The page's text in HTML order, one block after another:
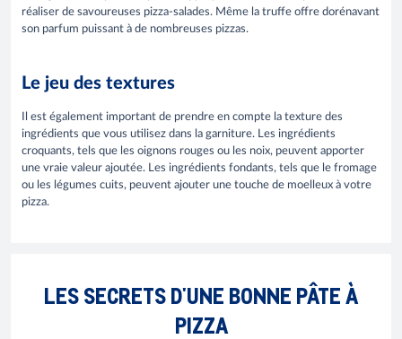
réaliser de savoureuses pizza-salades. Même la truffe offre dorénavant
son parfum puissant à de nombreuses pizzas.
Le jeu des textures
Il est également important de prendre en compte la texture des
ingrédients que vous utilisez dans la garniture. Les ingrédients
croquants, tels que les oignons rouges ou les noix, peuvent apporter
une vraie valeur ajoutée. Les ingrédients fondants, tels que le fromage
ou les légumes cuits, peuvent ajouter une touche de moelleux à votre
pizza.
LES SECRETS D'UNE BONNE PÂTE À
PIZZA